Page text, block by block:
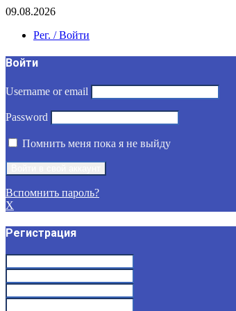
09.08.2026
Рег. / Войти
Войти
Username or email
Password
Помнить меня пока я не выйду
Вспомнить пароль?
X
Регистрация